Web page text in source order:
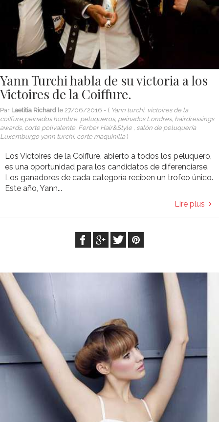
Yann Turchi habla de su victoria a los
Victoires de la Coiffure.
Par Laetitia Richard le 27/06/2016 - ( Yann turchi, victoires de la
coiffure,peinados hombre, peluqueros, peinados Londres, hairdressings
awards, corte polivalente, Ferber Hair&Style , salón de peluquería
Luxemburgo yann turchi, corte maquinilla)
Los Victoires de la Coiffure, abierto a todos los peluquero,
es una oportunidad para los candidatos de diferenciarse.
Los ganadores de cada categoría reciben un trofeo único.
Este año, Yann...
Lire plus